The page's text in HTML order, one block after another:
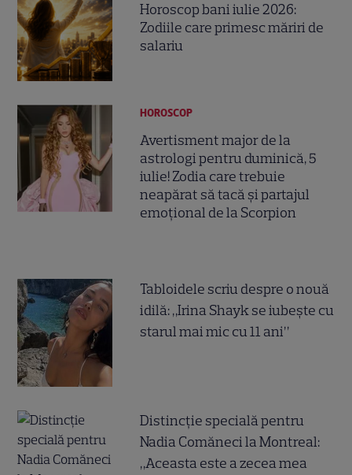
Horoscop bani iulie 2026:
Zodiile care primesc măriri de
salariu
HOROSCOP
Avertisment major de la
astrologi pentru duminică, 5
iulie! Zodia care trebuie
neapărat să tacă și partajul
emoțional de la Scorpion
Tabloidele scriu despre o nouă
idilă: „Irina Shayk se iubește cu
starul mai mic cu 11 ani”
Distincție specială pentru
Nadia Comăneci la Montreal:
„Aceasta este a zecea mea